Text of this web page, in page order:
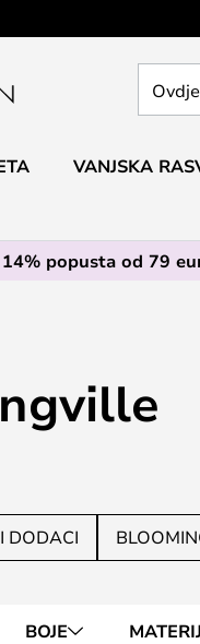
VANJSKA
14% popusta od 79
DODACI
BOJE